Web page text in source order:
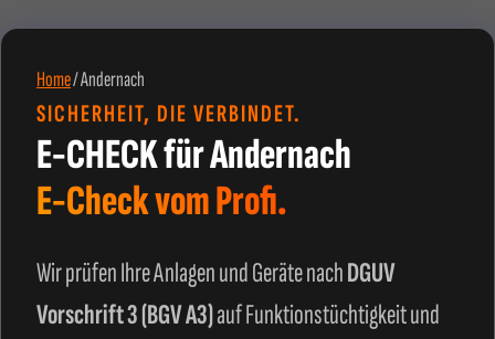
Home/Andernach
SICHERHEIT, DIE VERBINDET.
E-CHECK für Andernach
E-Check vom Profi.
Wir prüfen Ihre Anlagen und Geräte nachDGUV
Vorschrift 3 (BGV A3)auf Funktionstüchtigkeit und